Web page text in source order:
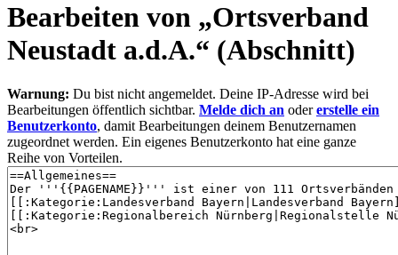
Bearbeiten von „Ortsverband
Neustadt a.d.A.“ (Abschnitt)
Warnung: Du bist nicht angemeldet. Deine IP-Adresse wird bei
Bearbeitungen öffentlich sichtbar. Melde dich an odererstelle ein
Benutzerkonto, damit Bearbeitungen deinem Benutzernamen
zugeordnet werden. Ein eigenes Benutzerkonto hat eine ganze
Reihe von Vorteilen.